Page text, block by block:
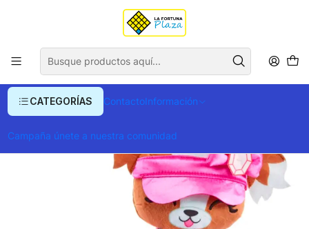
CATEGORÍAS ContactoInformación
Campaña únete a nuestra comunidad
Envío gratis para compras superiores a $ 400.000
Peluches Barbie Fantasy Fashion Friends